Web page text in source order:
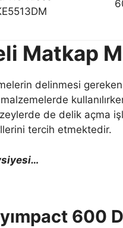
Matkap
delinmesi
de delik açma
tercih etmektedir.
600